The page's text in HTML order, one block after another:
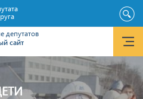
депутатов
сайт